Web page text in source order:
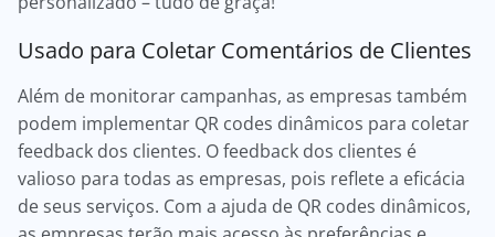
Usado para Coletar Comentários de Clientes
Além de monitorar campanhas, as empresas também
podem implementar QR codes dinâmicos para coletar
feedback dos clientes. O feedback dos clientes é
valioso para todas as empresas, pois reflete a eficácia
de seus serviços. Com a ajuda de QR codes dinâmicos,